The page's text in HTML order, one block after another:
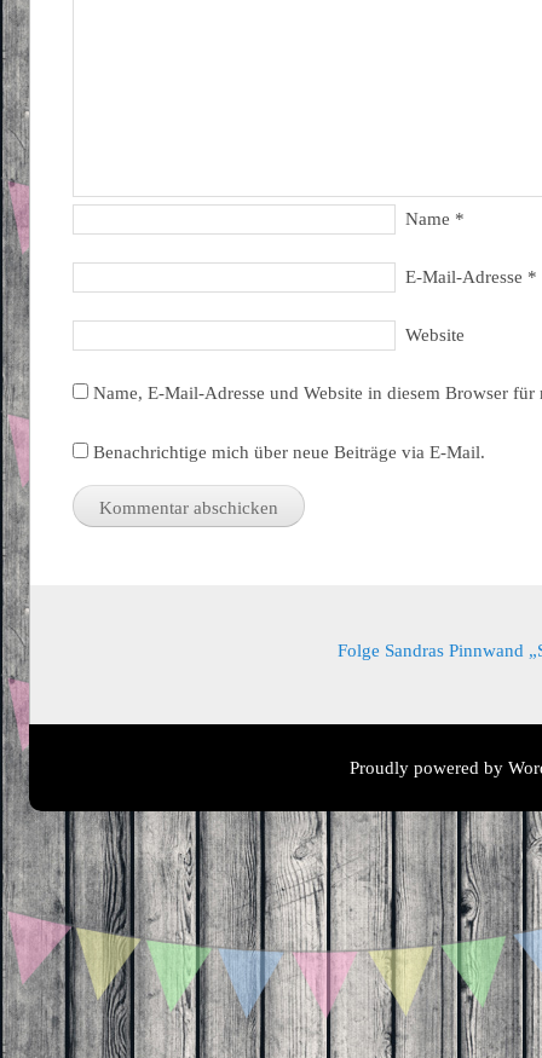
Name *
E-Mail-Adresse *
Website
Name, E-Mail-Adresse und Website in diesem Browser
Benachrichtige mich über neue Beiträge via E-Mail.
Folge Sandras Pinnwand
Proudly powered by